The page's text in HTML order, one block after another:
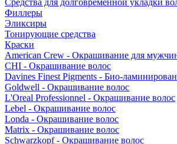
Средства для долговременной укладки
Филлеры
Эликсиры
Тонирующие средства
Краски
American Crew - Окрашивание для
CHI - Окрашивание волос
Davines Finest Pigments - Био-
Goldwell - Окрашивание волос
L'Oreal Professionnel - Окрашивание волос
Lebel - Окрашивание волос
Londa - Окрашивание волос
Matrix - Окрашивание волос
Schwarzkopf - Окрашивание волос